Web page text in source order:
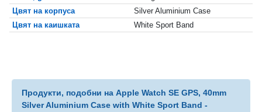
Цвят на корпуса
Silver Aluminium Case
Цвят на каишката
White Sport Band
Продукти, подобни на Apple Watch SE GPS, 40mm
Silver Aluminium Case with White Sport Band -